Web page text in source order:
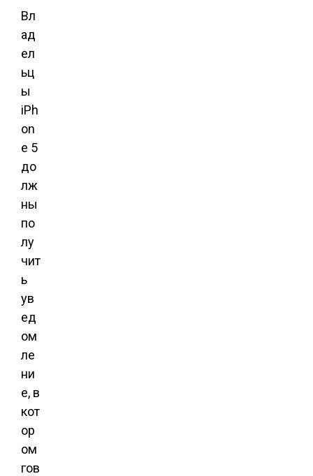
Вл
ад
ел
ьц
ы
iPh
on
e 5
до
лж
ны
по
лу
чит
ь
ув
ед
ом
ле
ни
е, в
кот
ор
ом
гов